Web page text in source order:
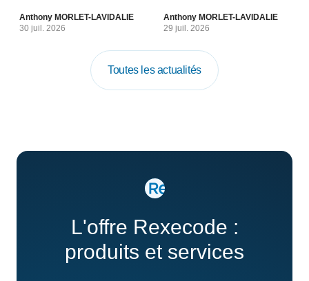
Anthony MORLET-LAVIDALIE
30 juil. 2026
Anthony MORLET-LAVIDALIE
29 juil. 2026
Toutes les actualités
L'offre Rexecode :
produits et services